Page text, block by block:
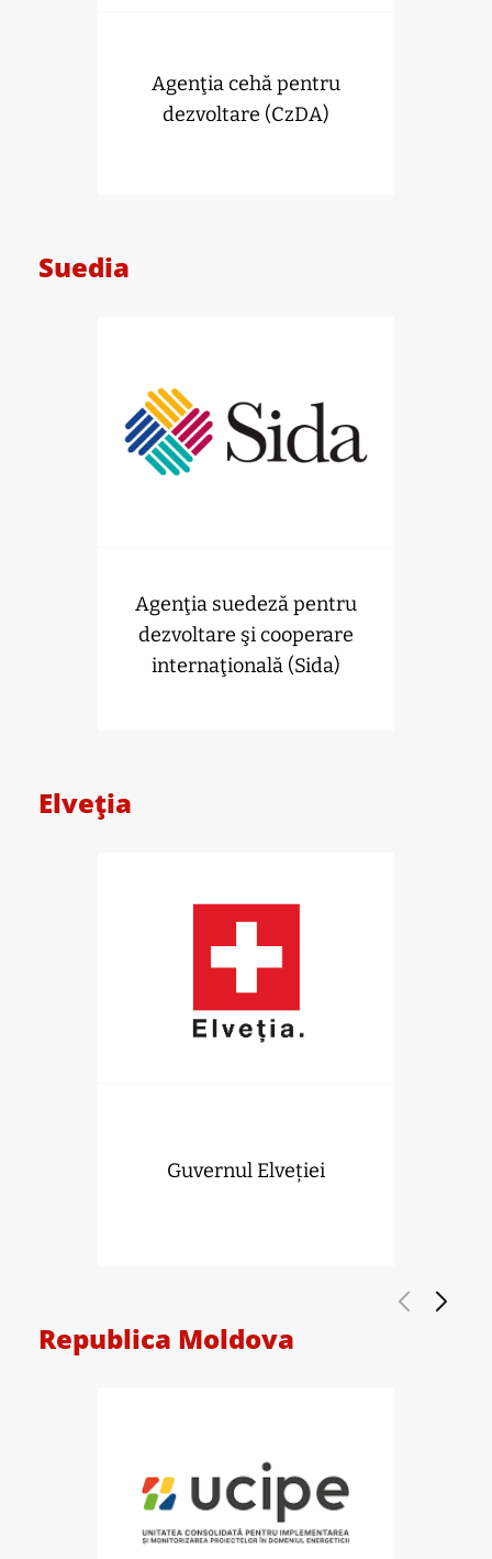
Agenţia cehă pentru
dezvoltare (CzDA)
Suedia
Agenţia suedeză pentru
dezvoltare şi cooperare
internaţională (Sida)
Elveția
Guvernul Elveției
Republica Moldova